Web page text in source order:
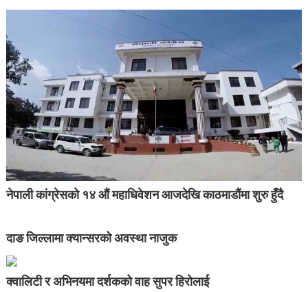
नेपाली कांग्रेसको १४ औं महाधिवेशन आजदेखि काठमाडौंमा शुरु हुँदै
दाङ जिल्लामा क्यान्सरको अवस्था नाजुक
क्वालिटी र अभिनयमा दर्शकको वाह सुपर हिरोलाई